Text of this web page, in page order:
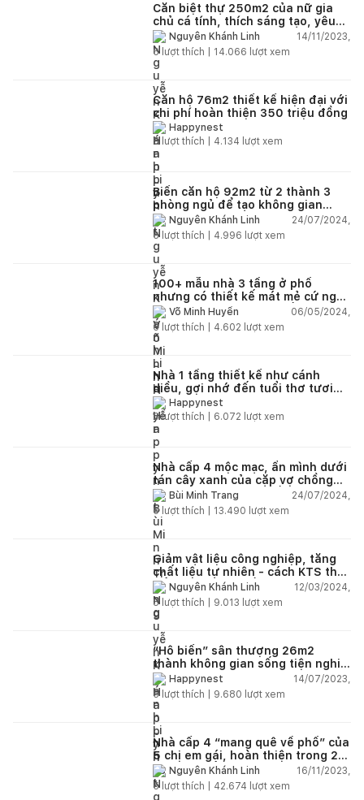
Căn biệt thự 250m2 của nữ gia
chủ cá tính, thích sáng tạo, yêu
thiên nhiên, chi phí hoàn thiện 8
tỷ đồng
Nguyễn Khánh Linh
14/11/2023,
6lượt thích | 14.066 lượt xem
Căn hộ 76m2 thiết kế hiện đại với
chi phí hoàn thiện 350 triệu đồng
Happynest
5 lượt thích | 4.134 lượt xem
Biến căn hộ 92m2 từ 2 thành 3
phòng ngủ để tạo không gian
riêng cho 2 cô con gái
Nguyễn Khánh Linh
24/07/2024,
6lượt thích | 4.996 lượt xem
100+ mẫu nhà 3 tầng ở phố
nhưng có thiết kế mát mẻ cứ ngỡ
đang tận hưởng cuộc sống trong
lành ở quê
Võ Minh Huyền
06/05/2024,
6 lượt thích | 4.602 lượt xem
Nhà 1 tầng thiết kế như cánh
diều, gợi nhớ đến tuổi thơ tươi
đẹp của gia chủ
Happynest
6lượt thích | 6.072 lượt xem
Nhà cấp 4 mộc mạc, ẩn mình dưới
tán cây xanh của cặp vợ chồng
trẻ tại vùng núi Tây Bắc với chi
phí hoàn thiện 1,2 tỷ đồng
Bùi Minh Trang
24/07/2024,
6lượt thích | 13.490 lượt xem
Giảm vật liệu công nghiệp, tăng
chất liệu tự nhiên - cách KTS thay
đổi không gian sống cho gia chủ
Nguyễn Khánh Linh
12/03/2024,
8lượt thích | 9.013 lượt xem
“Hô biến” sân thượng 26m2
thành không gian sống tiện nghi
với chi phí hoàn thiện 150 triệu
đồng
Happynest
14/07/2023,
5lượt thích | 9.680 lượt xem
Nhà cấp 4 “mang quê về phố” của
5 chị em gái, hoàn thiện trong 20
ngày với tổng chi phí 102 triệu
đồng
Nguyễn Khánh Linh
16/11/2023,
5lượt thích | 42.674 lượt xem